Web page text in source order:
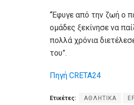
“Έφυγε από την ζωή ο
ομάδες ξεκίνησε να
πολλά χρόνια
του”.
Πηγή CRETA24
Ετικέτες: ΑΘΛΗΤΙΚΑ